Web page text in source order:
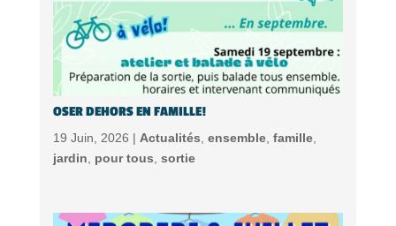
OSER DEHORS EN FAMILLE!
19 Juin, 2026 | Actualités ensemble, famille,
jardin
pour tous sortie